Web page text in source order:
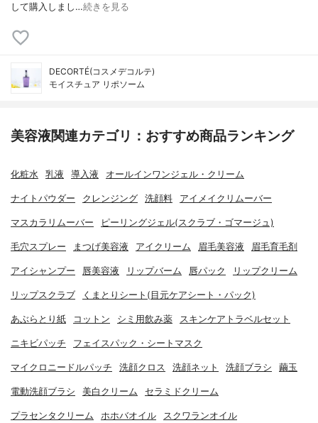
して購入しまし…続きを見る
DECORTÉ(コスメデコルテ)
モイスチュア リポソーム
美容液関連カテゴリ：おすすめ商品ランキング
化粧水 乳液 導入液 オールインワンジェル・クリーム
ナイトパウダー クレンジング 洗顔料 アイメイクリムーバー
マスカラリムーバー ピーリングジェル(スクラブ・ゴマージュ)
毛穴スプレー まつげ美容液 アイクリーム 眉毛美容液 眉毛育毛剤
アイシャンプー 唇美容液 リップバーム 唇パック リップクリーム
リップスクラブ くまとりシート(目元ケアシート・パック)
あぶらとり紙 コットン シミ用飲み薬 スキンケアトラベルセット
ニキビパッチ フェイスパック・シートマスク
マイクロニードルパッチ 洗顔クロス 洗顔ネット 洗顔ブラシ 繭玉
電動洗顔ブラシ 美白クリーム セラミドクリーム
プラセンタクリーム ホホバオイル スクワランオイル